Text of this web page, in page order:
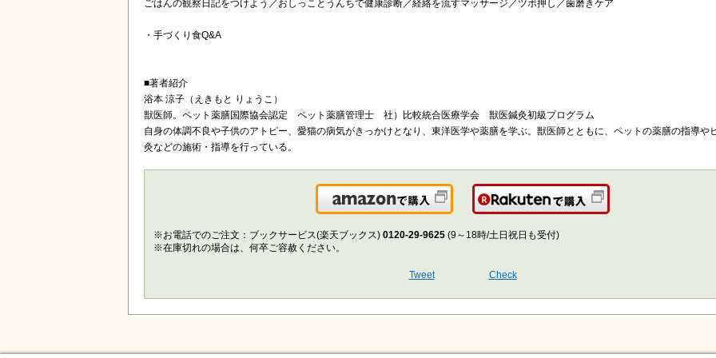
ごはんの観察日記をつけよう／おしっことうんちで健康診断／経絡を流すマッサージ／ツボ押し／歯磨きケア
・手づくり食Q&A
■著者紹介
浴本 涼子（えきもと りょうこ）
獣医師。ペット薬膳国際協会認定 ペット薬膳管理士 社）比較統合医療学会 獣医鍼灸初級プログラム
自身の体調不良や子供のアトピー、愛猫の病気がきっかけとなり、東洋医学や薬膳を学ぶ。獣医師とともに、ペットの薬膳の指導や
灸などの施術・指導を行っている。
Amazonで購入 楽天で購入
※お電話でのご注文：ブックサービス(楽天ブックス) 0120-29-9625 (9～18時/土日祝日も受付)
※在庫切れの場合は、何卒ご容赦ください。
Tweet Check